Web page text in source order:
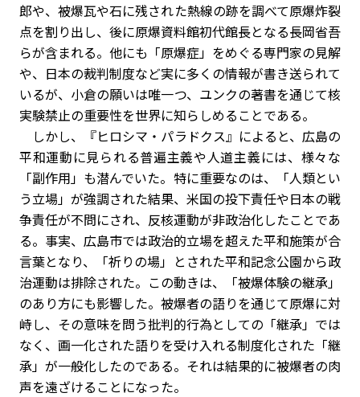
郎や、被爆瓦や石に残された熱線の跡を調べて原爆炸裂
点を割り出し、後に原爆資料館初代館長となる長岡省吾
らが含まれる。他にも「原爆症」をめぐる専門家の見解
や、日本の裁判制度など実に多くの情報が書き送られて
いるが、小倉の願いは唯一つ、ユンクの著書を通じて核
実験禁止の重要性を世界に知らしめることである。
しかし、『ヒロシマ・パラドクス』によると、広島の
平和運動に見られる普遍主義や人道主義には、様々な
「副作用」も潜んでいた。特に重要なのは、「人類とい
う立場」が強調された結果、米国の投下責任や日本の戦
争責任が不問にされ、反核運動が非政治化したことであ
る。事実、広島市では政治的立場を超えた平和施策が合
言葉となり、「祈りの場」とされた平和記念公園から政
治運動は排除された。この動きは、「被爆体験の継承」
のあり方にも影響した。被爆者の語りを通じて原爆に対
峙し、その意味を問う批判的行為としての「継承」では
なく、画一化された語りを受け入れる制度化された「継
承」が一般化したのである。それは結果的に被爆者の肉
声を遠ざけることになった。